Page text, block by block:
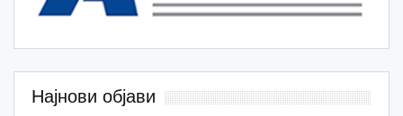
Најнови објави